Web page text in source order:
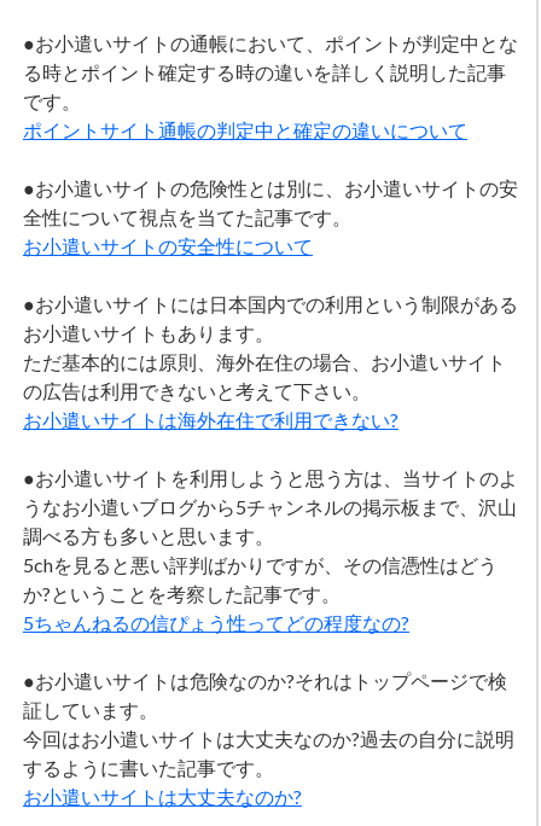
●お小遣いサイトの通帳において、ポイントが判定中とな
る時とポイント確定する時の違いを詳しく説明した記事
です。
ポイントサイト通帳の判定中と確定の違いについて
●お小遣いサイトの危険性とは別に、お小遣いサイトの安
全性について視点を当てた記事です。
お小遣いサイトの安全性について
●お小遣いサイトには日本国内での利用という制限がある
お小遣いサイトもあります。
ただ基本的には原則、海外在住の場合、お小遣いサイト
の広告は利用できないと考えて下さい。
お小遣いサイトは海外在住で利用できない?
●お小遣いサイトを利用しようと思う方は、当サイトのよ
うなお小遣いブログから5チャンネルの掲示板まで、沢山
調べる方も多いと思います。
5chを見ると悪い評判ばかりですが、その信憑性はどう
か?ということを考察した記事です。
5ちゃんねるの信ぴょう性ってどの程度なの?
●お小遣いサイトは危険なのか?それはトップページで検
証しています。
今回はお小遣いサイトは大丈夫なのか?過去の自分に説明
するように書いた記事です。
お小遣いサイトは大丈夫なのか?